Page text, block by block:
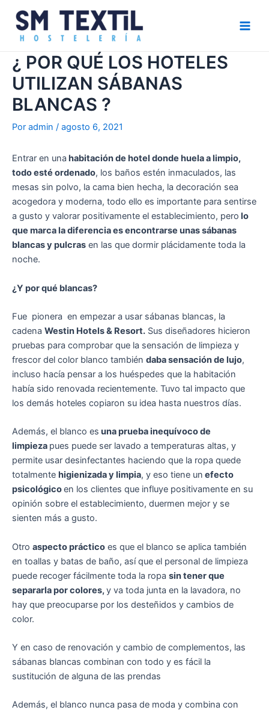
contenido
¿ POR QUÉ LOS HOTELES
UTILIZAN SÁBANAS
BLANCAS ?
Por admin / agosto 6, 2021
Entrar en una habitación de hotel donde huela a limpio,
todo esté ordenado, los baños estén inmaculados, las
mesas sin polvo, la cama bien hecha, la decoración sea
acogedora y moderna, todo ello es importante para sentirse
a gusto y valorar positivamente el establecimiento, pero lo
que marca la diferencia es encontrarse unas sábanas
blancas y pulcras en las que dormir plácidamente toda la
noche.
¿Y por qué blancas?
Fue pionera en empezar a usar sábanas blancas, la
cadena Westin Hotels & Resort. Sus diseñadores hicieron
pruebas para comprobar que la sensación de limpieza y
frescor del color blanco también daba sensación de lujo,
incluso hacía pensar a los huéspedes que la habitación
había sido renovada recientemente. Tuvo tal impacto que
los demás hoteles copiaron su idea hasta nuestros días.
Además, el blanco es una prueba inequívoco de
limpieza pues puede ser lavado a temperaturas altas, y
permite usar desinfectantes haciendo que la ropa quede
totalmente higienizada y limpia, y eso tiene un efecto
psicológicoen los clientes que influye positivamente en su
opinión sobre el establecimiento, duermen mejor y se
sienten más a gusto.
Otro aspecto práctico es que el blanco se aplica también
en toallas y batas de baño, así que el personal de limpieza
puede recoger fácilmente toda la ropa sin tener que
separarla por colores,y va toda junta en la lavadora, no
hay que preocuparse por los desteñidos y cambios de
color.
Y en caso de renovación y cambio de complementos, las
sábanas blancas combinan con todo y es fácil la
sustitución de alguna de las prendas
Además, el blanco nunca pasa de moda y combina con
de
entradas